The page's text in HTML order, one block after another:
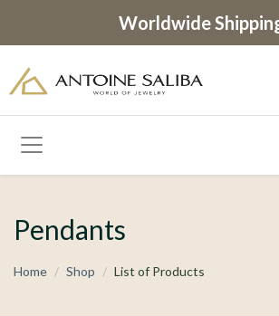
Worldwide
Pendants
Home Shop List of Products